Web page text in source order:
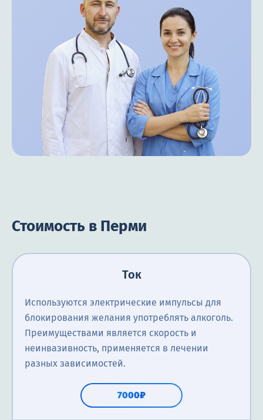
Стоимость в Перми
Ток
Используются электрические импульсы для
блокирования желания употреблять алкоголь.
Преимуществами является скорость и
неинвазивность, применяется в лечении
разных зависимостей.
7000₽